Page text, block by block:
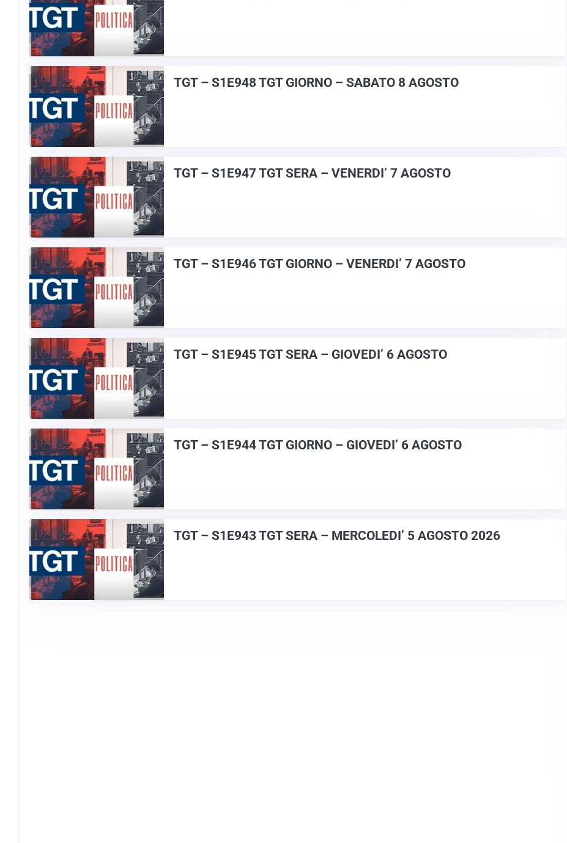
TGT – S1E948 TGT GIORNO – SABATO 8 AGOSTO
TGT – S1E947 TGT SERA – VENERDI’ 7 AGOSTO
TGT – S1E946 TGT GIORNO – VENERDI’ 7 AGOSTO
TGT – S1E945 TGT SERA – GIOVEDI’ 6 AGOSTO
TGT – S1E944 TGT GIORNO – GIOVEDI’ 6 AGOSTO
TGT – S1E943 TGT SERA – MERCOLEDI’ 5 AGOSTO 2026